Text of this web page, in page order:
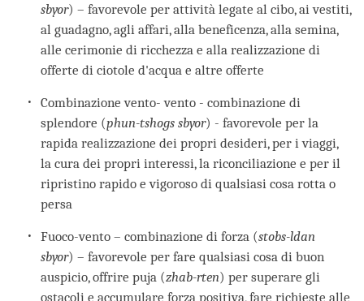
sbyor) – favorevole per attività legate al cibo, ai vestiti,
al guadagno, agli affari, alla beneficenza, alla semina,
alle cerimonie di ricchezza e alla realizzazione di
offerte di ciotole d'acqua e altre offerte
Combinazione vento- vento - combinazione di
splendore (phun-tshogs sbyor) - favorevole per la
rapida realizzazione dei propri desideri, per i viaggi,
la cura dei propri interessi, la riconciliazione e per il
ripristino rapido e vigoroso di qualsiasi cosa rotta o
persa
Fuoco-vento – combinazione di forza (stobs-ldan
sbyor) – favorevole per fare qualsiasi cosa di buon
auspicio, offrire puja (zhab-rten) per superare gli
ostacoli e accumulare forza positiva, fare richieste alle